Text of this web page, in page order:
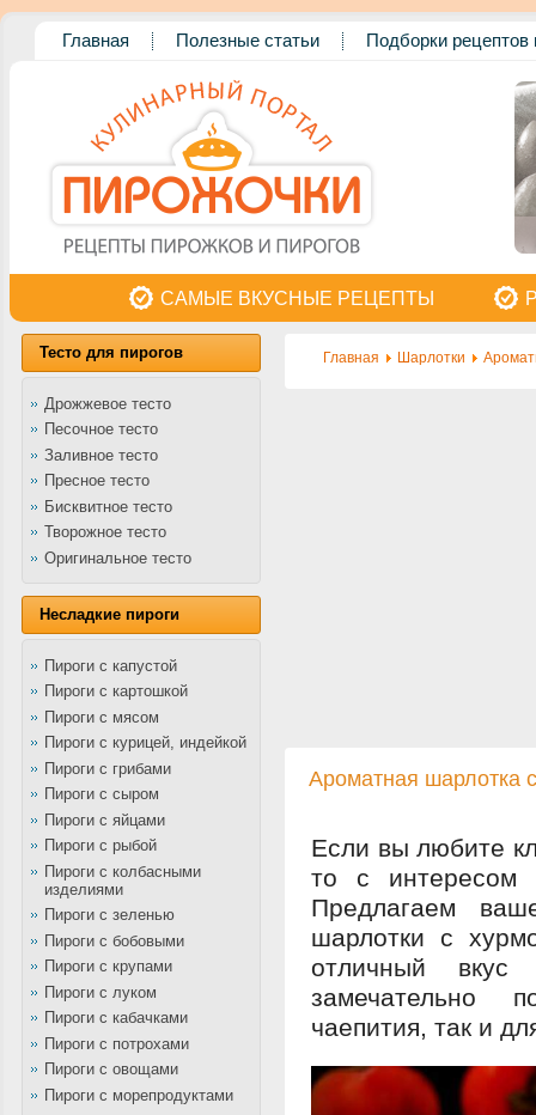
Главная Полезные статьи Подборки рецептов
САМЫЕ ВКУСНЫЕ РЕЦЕПТЫ
Тесто для пирогов
Дрожжевое тесто
Песочное тесто
Заливное тесто
Пресное тесто
Бисквитное тесто
Творожное тесто
Оригинальное тесто
Несладкие пироги
Пироги с капустой
Пироги с картошкой
Пироги с мясом
Пироги с курицей, индейкой
Пироги с грибами
Пироги с сыром
Пироги с яйцами
Пироги с рыбой
Пироги с колбасными
изделиями
Пироги с зеленью
Пироги с бобовыми
Пироги с крупами
Пироги с луком
Пироги с кабачками
Пироги с потрохами
Пироги с овощами
Пироги с морепродуктами
Главная Шарлотки
Ароматная шарлотка
Если вы любите
то с интересом
Предлагаем
шарлотки с
отличный
замечательно
чаепития, так и